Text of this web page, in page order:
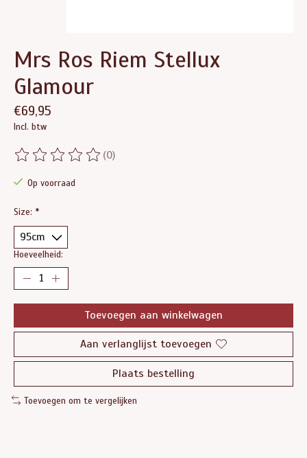
Mrs Ros Riem Stellux
Glamour
€69,95
Incl. btw
De beoordeling van dit product is
(0)
Op voorraad
Size: *
Hoeveelheid:
Toevoegen aan winkelwagen
Aan verlanglijst toevoegen
Plaats bestelling
Toevoegen om te vergelijken